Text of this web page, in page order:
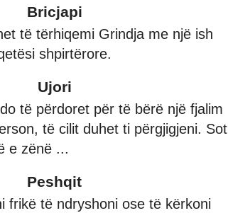
Bricjapi
të tërhiqemi Grindja me një ish
shpirtërore.
Ujori
të përdoret për të bërë një fjalim
të cilit duhet ti përgjigjeni. Sot
e zënë ...
Peshqit
frikë të ndryshoni ose të kërkoni